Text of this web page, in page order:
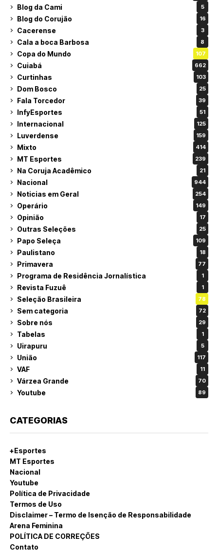
Blog da Cami 5
Blog do Corujão 16
Cacerense 3
Cala a boca Barbosa 8
Copa do Mundo 107
Cuiabá 662
Curtinhas 103
Dom Bosco 25
Fala Torcedor 39
InfyEsportes 51
Internacional 125
Luverdense 159
Mixto 414
MT Esportes 239
Na Coruja Acadêmico 21
Nacional 944
Noticias em Geral 254
Operário 149
Opinião 17
Outras Seleções 25
Papo Seleça 109
Paulistano 18
Primavera 77
Programa de Residência Jornalística 1
Revista Fuzuê 1
Seleção Brasileira 78
Sem categoria 72
Sobre nós 29
Tabelas 1
Uirapuru 5
União 117
VAF 11
Várzea Grande 70
Youtube 89
CATEGORIAS
+Esportes
MT Esportes
Nacional
Youtube
Política de Privacidade
Termos de Uso
Disclaimer – Termo de Isenção de Responsabilidade
Arena Feminina
POLÍTICA DE CORREÇÕES
Contato